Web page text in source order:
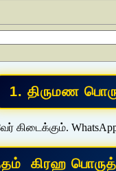
கிடைக்கும்.